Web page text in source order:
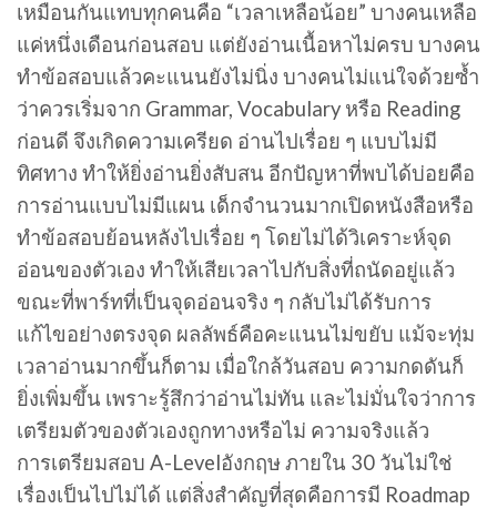
เหมือนกันแทบทุกคนคือ “เวลาเหลือน้อย” บางคนเหลือ
แค่หนึ่งเดือนก่อนสอบ แต่ยังอ่านเนื้อหาไม่ครบ บางคน
ทำข้อสอบแล้วคะแนนยังไม่นิ่ง บางคนไม่แน่ใจด้วยซ้ำ
ว่าควรเริ่มจาก Grammar, Vocabulary หรือ Reading
ก่อนดี จึงเกิดความเครียด อ่านไปเรื่อย ๆ แบบไม่มี
ทิศทาง ทำให้ยิ่งอ่านยิ่งสับสน อีกปัญหาที่พบได้บ่อยคือ
การอ่านแบบไม่มีแผน เด็กจำนวนมากเปิดหนังสือหรือ
ทำข้อสอบย้อนหลังไปเรื่อย ๆ โดยไม่ได้วิเคราะห์จุด
อ่อนของตัวเอง ทำให้เสียเวลาไปกับสิ่งที่ถนัดอยู่แล้ว
ขณะที่พาร์ทที่เป็นจุดอ่อนจริง ๆ กลับไม่ได้รับการ
แก้ไขอย่างตรงจุด ผลลัพธ์คือคะแนนไม่ขยับ แม้จะทุ่ม
เวลาอ่านมากขึ้นก็ตาม เมื่อใกล้วันสอบ ความกดดันก็
ยิ่งเพิ่มขึ้น เพราะรู้สึกว่าอ่านไม่ทัน และไม่มั่นใจว่าการ
เตรียมตัวของตัวเองถูกทางหรือไม่ ความจริงแล้ว
การเตรียมสอบ A-Levelอังกฤษ ภายใน 30 วันไม่ใช่
เรื่องเป็นไปไม่ได้ แต่สิ่งสำคัญที่สุดคือการมี Roadmap